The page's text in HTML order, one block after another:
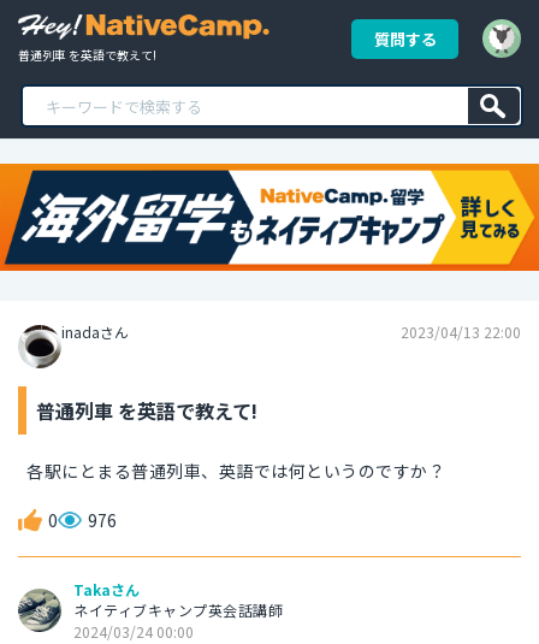
普通列車 を英語で教えて!
質問する
inadaさん 2023/04/13 22:00
普通列車 を英語で教えて!
各駅にとまる普通列車、英語では何というのですか？
0 976
Takaさん
ネイティブキャンプ英会話講師
2024/03/24 00:00